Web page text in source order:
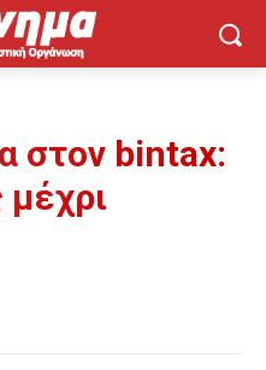
στον bintax:
μέχρι